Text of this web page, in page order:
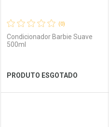
Ver Desconto Convênio
(0)
Condicionador Barbie Suave
500ml
PRODUTO ESGOTADO